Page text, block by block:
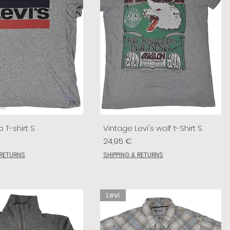
T-shirt S
Vintage Levi's wolf t-Shirt S
Preis
24,95 €
SHIPPING & RETURNS
Levi